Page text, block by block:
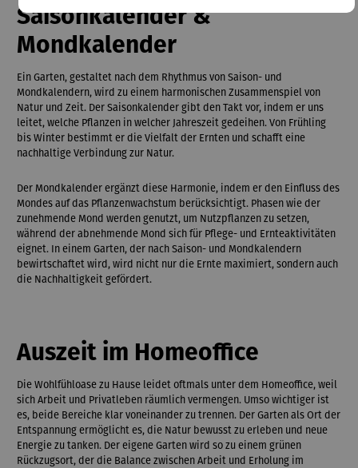
Saisonkalender &
Mondkalender
Ein Garten, gestaltet nach dem Rhythmus von Saison- und
Mondkalendern, wird zu einem harmonischen Zusammenspiel von
Natur und Zeit. Der Saisonkalender gibt den Takt vor, indem er uns
leitet, welche Pflanzen in welcher Jahreszeit gedeihen. Von Frühling
bis Winter bestimmt er die Vielfalt der Ernten und schafft eine
nachhaltige Verbindung zur Natur.
Der Mondkalender ergänzt diese Harmonie, indem er den Einfluss des
Mondes auf das Pflanzenwachstum berücksichtigt. Phasen wie der
zunehmende Mond werden genutzt, um Nutzpflanzen zu setzen,
während der abnehmende Mond sich für Pflege- und Ernteaktivitäten
eignet. In einem Garten, der nach Saison- und Mondkalendern
bewirtschaftet wird, wird nicht nur die Ernte maximiert, sondern auch
die Nachhaltigkeit gefördert.
Auszeit im Homeoffice
Die Wohlfühloase zu Hause leidet oftmals unter dem Homeoffice, weil
sich Arbeit und Privatleben räumlich vermengen. Umso wichtiger ist
es, beide Bereiche klar voneinander zu trennen. Der Garten als Ort der
Entspannung ermöglicht es, die Natur bewusst zu erleben und neue
Energie zu tanken. Der eigene Garten wird so zu einem grünen
Rückzugsort, der die Balance zwischen Arbeit und Erholung im